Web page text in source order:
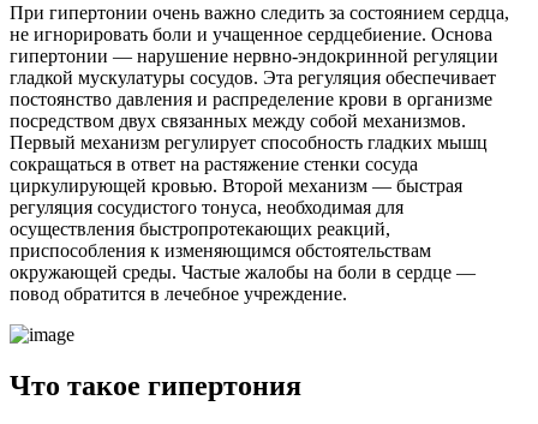
При гипертонии очень важно следить за состоянием сердца,
не игнорировать боли и учащенное сердцебиение. Основа
гипертонии — нарушение нервно-эндокринной регуляции
гладкой мускулатуры сосудов. Эта регуляция обеспечивает
постоянство давления и распределение крови в организме
посредством двух связанных между собой механизмов.
Первый механизм регулирует способность гладких мышц
сокращаться в ответ на растяжение стенки сосуда
циркулирующей кровью. Второй механизм — быстрая
регуляция сосудистого тонуса, необходимая для
осуществления быстропротекающих реакций,
приспособления к изменяющимся обстоятельствам
окружающей среды. Частые жалобы на боли в сердце —
повод обратится в лечебное учреждение.
Что такое гипертония